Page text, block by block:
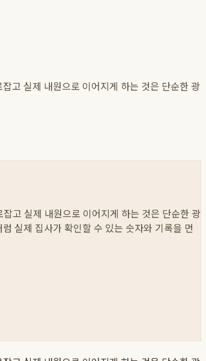
고 실제 내원으로 이어지게 하는 것은 단순한 광
고 실제 내원으로 이어지게 하는 것은 단순한 광
실제 집사가 확인할 수 있는 숫자와 기록을 먼